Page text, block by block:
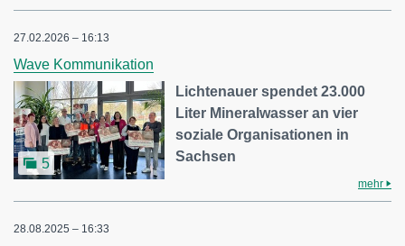
27.02.2026 – 16:13
Wave Kommunikation
5
Lichtenauer spendet 23.000
Liter Mineralwasser an vier
soziale Organisationen in
Sachsen
mehr
28.08.2025 – 16:33